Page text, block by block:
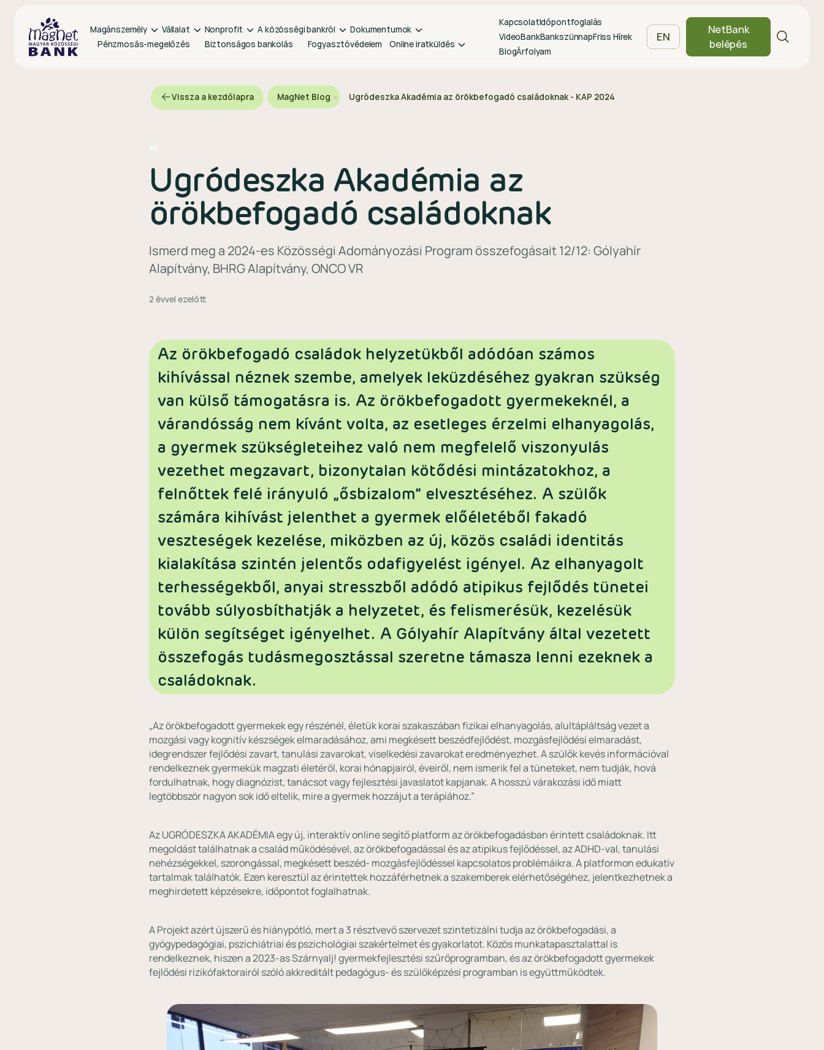
Magánszemély Vállalat Nonprofit A közösségi bankról
Dokumentumok
Pénzmosás-megelőzés
Biztonságos bankolás Fogyasztóvédelem Online iratküldés
KapcsolatIdőpontfoglalás
VideoBankBankszünnapFriss Hírek
BlogÁrfolyam
EN
NetBank
belépés
Vissza a kezdőlapra MagNet Blog Ugródeszka Akadémia az örökbefogadó családoknak - KAP 2024
Ugródeszka Akadémia az
örökbefogadó családoknak
Ismerd meg a 2024-es Közösségi Adományozási Program összefogásait 12/12: Gólyahír
Alapítvány, BHRG Alapítvány, ONCO VR
2 évvel ezelőtt
Az örökbefogadó családok helyzetükből adódóan számos
kihívással néznek szembe, amelyek leküzdéséhez gyakran szükség
van külső támogatásra is. Az örökbefogadott gyermekeknél, a
várandósság nem kívánt volta, az esetleges érzelmi elhanyagolás,
a gyermek szükségleteihez való nem megfelelő viszonyulás
vezethet megzavart, bizonytalan kötődési mintázatokhoz, a
felnőttek felé irányuló „ősbizalom” elvesztéséhez. A szülők
számára kihívást jelenthet a gyermek előéletéből fakadó
veszteségek kezelése, miközben az új, közös családi identitás
kialakítása szintén jelentős odafigyelést igényel. Az elhanyagolt
terhességekből, anyai stresszből adódó atipikus fejlődés tünetei
tovább súlyosbíthatják a helyzetet, és felismerésük, kezelésük
külön segítséget igényelhet. A Gólyahír Alapítvány által vezetett
összefogás tudásmegosztással szeretne támasza lenni ezeknek a
családoknak.
„Az örökbefogadott gyermekek egy részénél, életük korai szakaszában fizikai elhanyagolás, alultápláltság vezet a
mozgási vagy kognitív készségek elmaradásához, ami megkésett beszédfejlődést, mozgásfejlődési elmaradást,
idegrendszer fejlődési zavart, tanulási zavarokat, viselkedési zavarokat eredményezhet. A szülők kevés információval
rendelkeznek gyermekük magzati életéről, korai hónapjairól, éveiről, nem ismerik fel a tüneteket, nem tudják, hová
fordulhatnak, hogy diagnózist, tanácsot vagy fejlesztési javaslatot kapjanak. A hosszú várakozási idő miatt
legtöbbször nagyon sok idő eltelik, mire a gyermek hozzájut a terápiához.”
Az UGRÓDESZKA AKADÉMIA egy új, interaktív online segítő platform az örökbefogadásban érintett családoknak. Itt
megoldást találhatnak a család működésével, az örökbefogadással és az atipikus fejlődéssel, az ADHD-val, tanulási
nehézségekkel, szorongással, megkésett beszéd- mozgásfejlődéssel kapcsolatos problémáikra. A platformon edukatív
tartalmak találhatók. Ezen keresztül az érintettek hozzáférhetnek a szakemberek elérhetőségéhez, jelentkezhetnek a
meghirdetett képzésekre, időpontot foglalhatnak. ⁣
A Projekt azért újszerű és hiánypótló, mert a 3 résztvevő szervezet szintetizálni tudja az örökbefogadási, a
gyógypedagógiai, pszichiátriai és pszichológiai szakértelmet és gyakorlatot. Közös munkatapasztalattal is
rendelkeznek, hiszen a 2023-as Szárnyalj! gyermekfejlesztési szűrőprogramban, és az örökbefogadott gyermekek
fejlődési rizikófaktorairól szóló akkreditált pedagógus- és szülőképzési programban is együttműködtek.